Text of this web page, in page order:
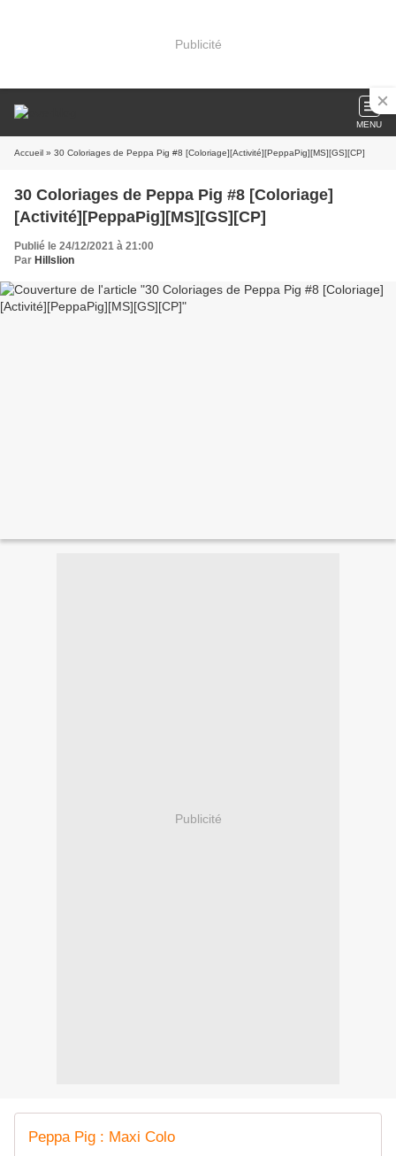
Publicité
MENU
Accueil » 30 Coloriages de Peppa Pig #8 [Coloriage][Activité][PeppaPig][MS][GS][CP]
30 Coloriages de Peppa Pig #8 [Coloriage]
[Activité][PeppaPig][MS][GS][CP]
Publié le 24/12/2021 à 21:00
Par Hillslion
Publicité
Peppa Pig : Maxi Colo